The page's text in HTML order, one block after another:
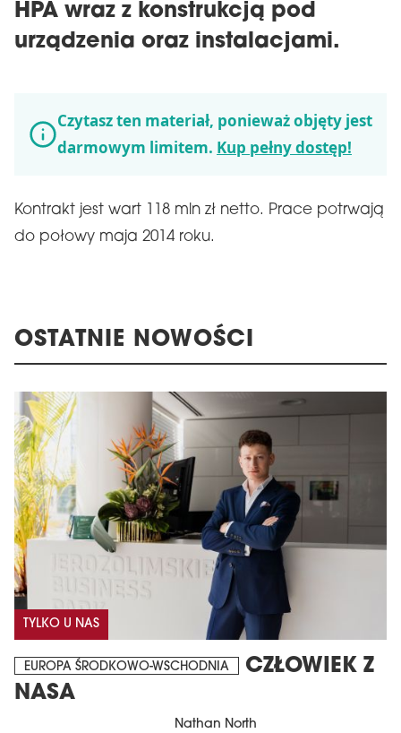
HPA wraz z konstrukcją pod
urządzenia oraz instalacjami.
Czytasz ten materiał, ponieważ objęty jest
darmowym limitem. Kup pełny dostęp!
Kontrakt jest wart 118 mln zł netto. Prace potrwają
do połowy maja 2014 roku.
OSTATNIE NOWOŚCI
TYLKO U NAS
EUROPA ŚRODKOWO-WSCHODNIA
CZŁOWIEK Z
NASA
Nathan North